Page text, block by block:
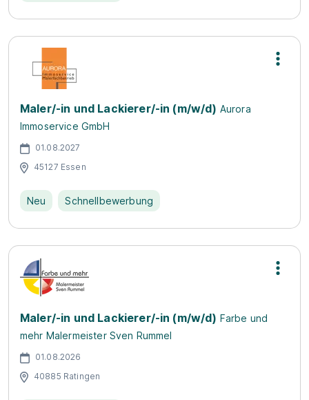
Maler/-in und Lackierer/-in (m/w/d) Aurora
Immoservice GmbH
01.08.2027
45127 Essen
Neu Schnellbewerbung
Maler/-in und Lackierer/-in (m/w/d) Farbe und
mehr Malermeister Sven Rummel
01.08.2026
40885 Ratingen